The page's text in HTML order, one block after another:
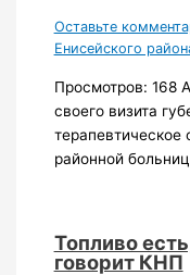
Оставьте
Енисейского
Просмотров: 168
своего визита
терапевтическое
районной
Топливо
говорит КНП